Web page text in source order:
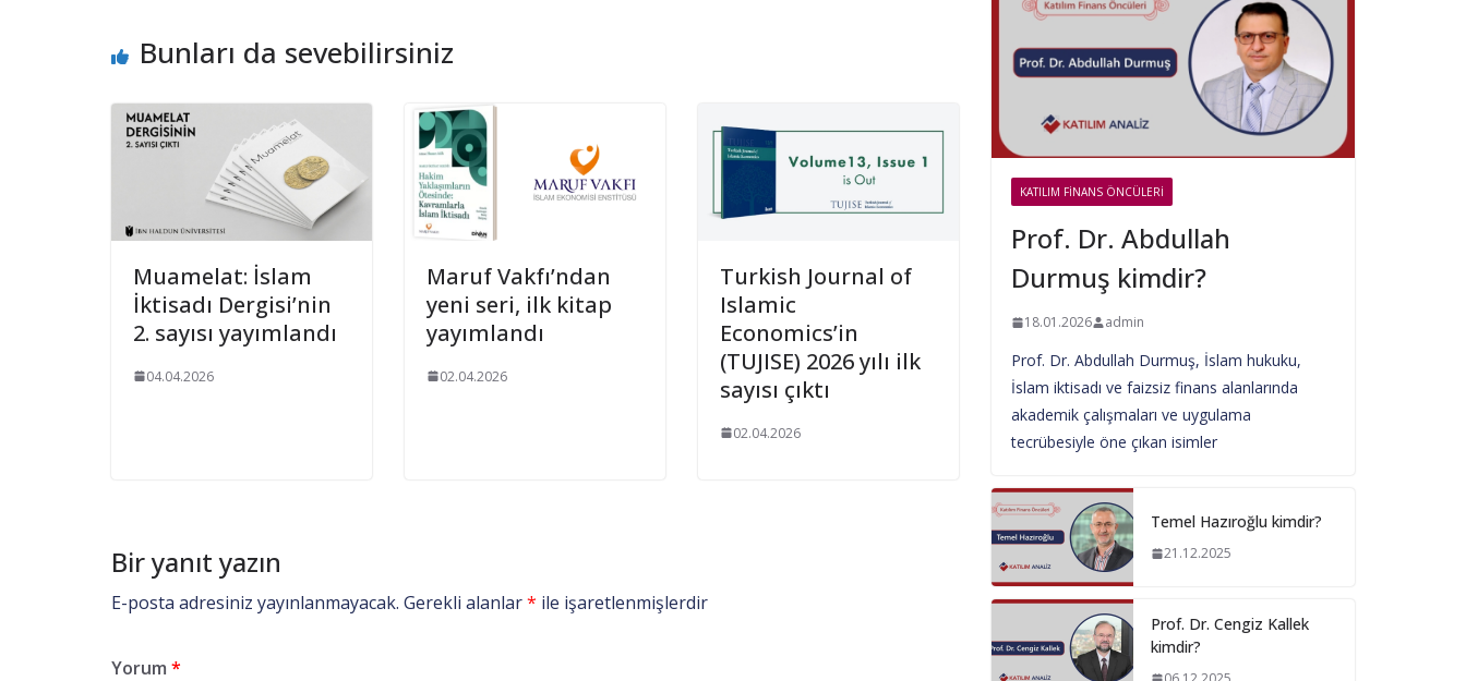
Bunları da sevebilirsiniz
Muamelat: İslam
İktisadı Dergisi’nin
2. sayısı yayımlandı
04.04.2026
Maruf Vakfı’ndan
yeni seri, ilk kitap
yayımlandı
02.04.2026
Turkish Journal of
Islamic
Economics’in
(TUJISE) 2026 yılı ilk
sayısı çıktı
02.04.2026
Bir yanıt yazın
E-posta adresiniz yayınlanmayacak. Gerekli alanlar* ile işaretlenmişlerdir
Yorum *
KATILIM FINANS ÖNCÜLERI
Prof. Dr. Abdullah
Durmuş kimdir?
18.01.2026 admin
Prof. Dr. Abdullah Durmuş, İslam hukuku,
İslam iktisadı ve faizsiz finans alanlarında
akademik çalışmaları ve uygulama
tecrübesiyle öne çıkan isimler
Temel Hazıroğlu kimdir?
21.12.2025
Prof. Dr. Cengiz Kallek
kimdir?